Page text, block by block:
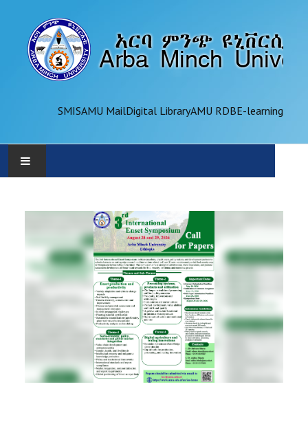
SMISAMU MailDigital LibraryAMU RDBE-learning
ADMINISTRATION
OFFICES
REGISTRAR